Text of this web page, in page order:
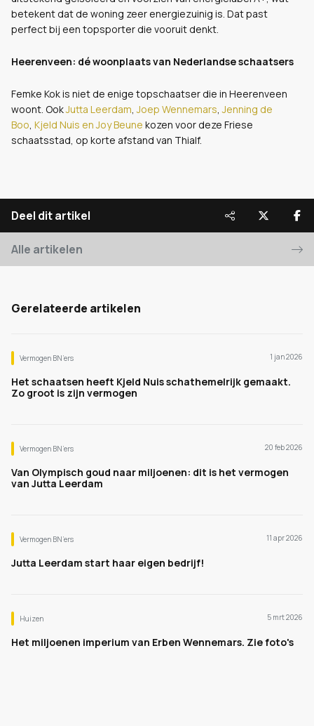
betekent dat de woning zeer energiezuinig is. Dat past
perfect bij een topsporter die vooruit denkt.
Heerenveen: dé woonplaats van Nederlandse schaatsers
Femke Kok is niet de enige topschaatser die in Heerenveen
woont. OokJutta Leerdam,Joep Wennemars,Jenning de
Boo, Kjeld Nuis en Joy Beune kozen voor deze Friese
schaatsstad, op korte afstand van Thialf.
Deel dit artikel
Alle artikelen
Gerelateerde artikelen
Vermogen BN’ers 1 jan 2026
Het schaatsen heeft Kjeld Nuis schathemelrijk gemaakt.
Zo groot is zijn vermogen
Vermogen BN’ers 20 feb 2026
Van Olympisch goud naar miljoenen: dit is het vermogen
van Jutta Leerdam
Vermogen BN’ers 11 apr 2026
Jutta Leerdam start haar eigen bedrijf!
Huizen 5 mrt 2026
Het miljoenen imperium van Erben Wennemars. Zie foto's